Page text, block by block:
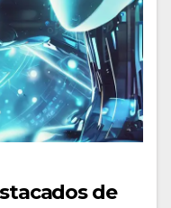
de